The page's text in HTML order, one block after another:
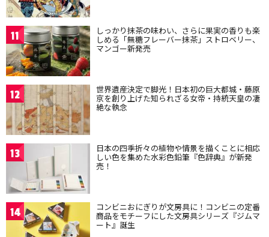
11 しっかり抹茶の味わい、さらに果実の香りも楽
しめる「無糖フレーバー抹茶」ストロベリー、
マンゴー新発売
12 世界遺産決定で脚光！日本初の巨大都城・藤原
京を創り上げた知られざる女帝・持統天皇の凄
絶な執念
13 日本の四季折々の植物や情景を描くことに相応
しい色を集めた水彩色鉛筆『色辞典』が新発
売！
14 コンビニおにぎりが文房具に！コンビニの定番
商品をモチーフにした文房具シリーズ『ジムマ
ート』誕生